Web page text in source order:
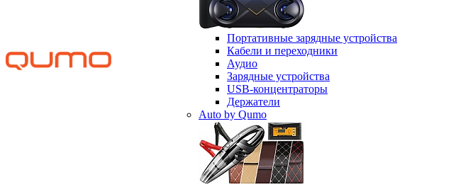
Портативные зарядные устройства
Кабели и переходники
Аудио
Зарядные устройства
USB-концентраторы
Держатели
Auto by Qumo